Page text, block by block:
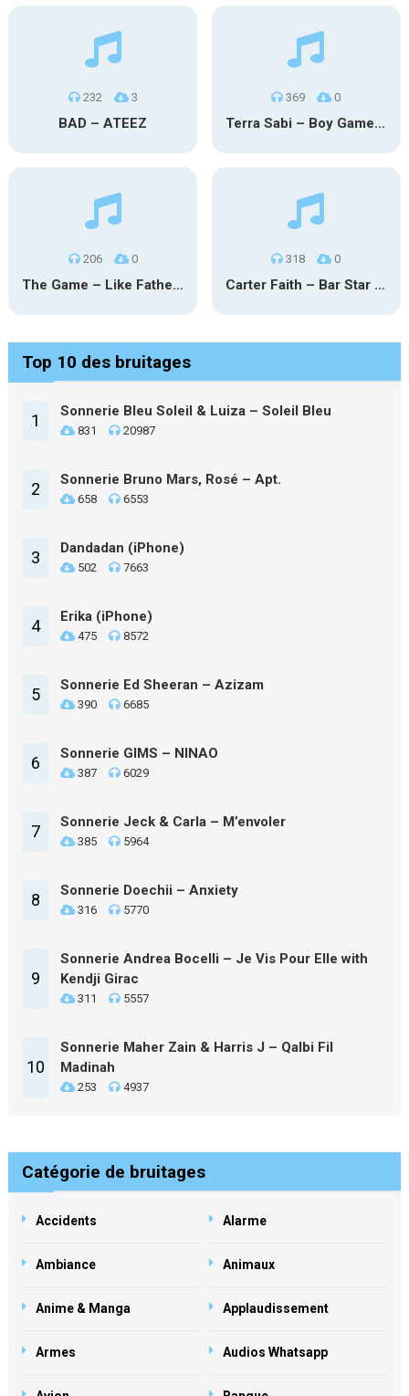
232 3
BAD – ATEEZ
369 0
Terra Sabi – Boy Game X Marcia Cruz
206 0
The Game – Like Father Like Daughter
318 0
Carter Faith – Bar Star Vevo
Top 10 des bruitages
1 Sonnerie Bleu Soleil & Luiza – Soleil Bleu
831 20987
2 Sonnerie Bruno Mars, Rosé – Apt.
658 6553
3 Dandadan (iPhone)
502 7663
4 Erika (iPhone)
475 8572
5 Sonnerie Ed Sheeran – Azizam
390 6685
6 Sonnerie GIMS – NINAO
387 6029
7 Sonnerie Jeck & Carla – M’envoler
385 5964
8 Sonnerie Doechii – Anxiety
316 5770
9
Sonnerie Andrea Bocelli – Je Vis Pour Elle with
Kendji Girac
311 5557
10
Sonnerie Maher Zain & Harris J – Qalbi Fil
Madinah
253 4937
Catégorie de bruitages
Accidents Alarme
Ambiance Animaux
Anime & Manga Applaudissement
Armes Audios Whatsapp